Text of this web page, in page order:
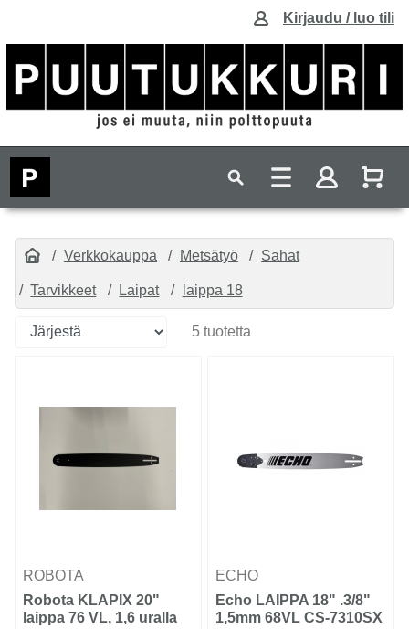
Kirjaudu / luo tili
Verkkokauppa Metsätyö Sahat
Tarvikkeet Laipat laippa 18
5 tuotetta
ROBOTA
Robota KLAPIX 20"
laippa 76 VL, 1,6 uralla
ECHO
Echo LAIPPA 18" .3/8"
1,5mm 68VL CS-7310SX